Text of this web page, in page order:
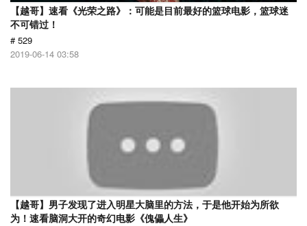
【越哥】速看《光荣之路》：可能是目前最好的篮球电影，篮球迷
不可错过！
# 529
2019-06-14 03:58
【越哥】男子发现了进入明星大脑里的方法，于是他开始为所欲
为！速看脑洞大开的奇幻电影《傀儡人生》